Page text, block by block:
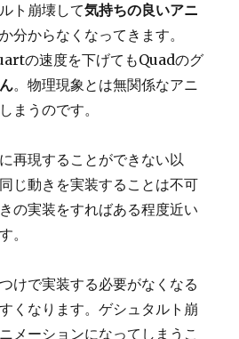
ト崩壊して気持ちの良いアニ
分からなくなってきます。
の速度を下げてもQuadのグ
。物理現象とは無関係なアニ
まうのです。
再現することができない以
じ動きを実装することは不可
の実装をすればある程度近い
。
けで実装する必要がなくなる
くなります。ゲシュタルト崩
メーションになってしまうこ